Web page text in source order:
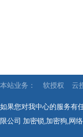
本站业务： 软授权 云
如果您对我中心的服务有
限公司 加密锁,加密狗,网